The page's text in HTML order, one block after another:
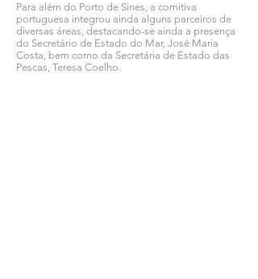
Para além do Porto de Sines, a comitiva
portuguesa integrou ainda alguns parceiros de
diversas áreas, destacando-se ainda a presença
do Secretário de Estado do Mar, José Maria
Costa, bem como da Secretária de Estado das
Pescas, Teresa Coelho.